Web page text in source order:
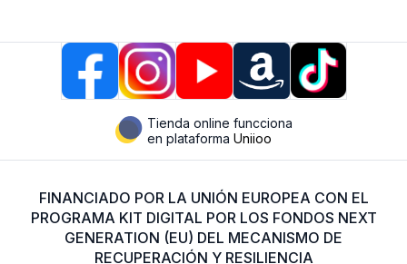
Tienda online funcciona
en plataforma Uniioo
FINANCIADO POR LA UNIÓN EUROPEA CON EL
PROGRAMA KIT DIGITAL POR LOS FONDOS NEXT
GENERATION (EU) DEL MECANISMO DE
RECUPERACIÓN Y RESILIENCIA